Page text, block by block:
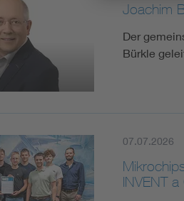
Joachim
Der
Bürkle
07.07.2026
INVENT